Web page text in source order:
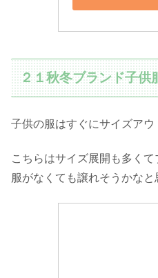
２１秋冬ブランド子供
子供の服はすぐにサイズア
こちらはサイズ展開も多く
服がなくても譲れそうかなと